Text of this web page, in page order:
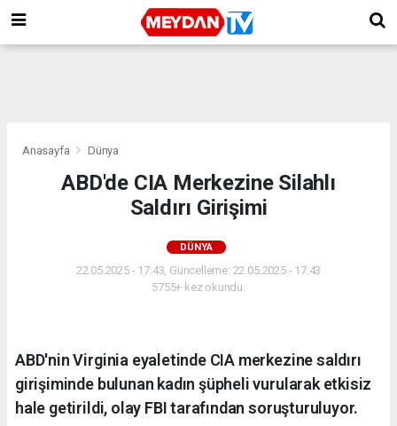
Anasayfa Dünya
ABD'de CIA Merkezine Silahlı
Saldırı Girişimi
DÜNYA
22.05.2025 - 17:43, Güncelleme: 22.05.2025 - 17:43
5755+ kez okundu.
ABD'nin Virginia eyaletinde CIA merkezine saldırı
girişiminde bulunan kadın şüpheli vurularak etkisiz
hale getirildi, olay FBI tarafından soruşturuluyor.